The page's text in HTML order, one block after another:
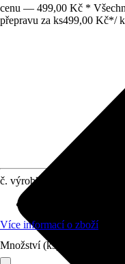
cenu — 499,00 Kč *
přepravu za ks499,00 Kč*/
č. výrobku
Více informací o zboží
Množství (ks)